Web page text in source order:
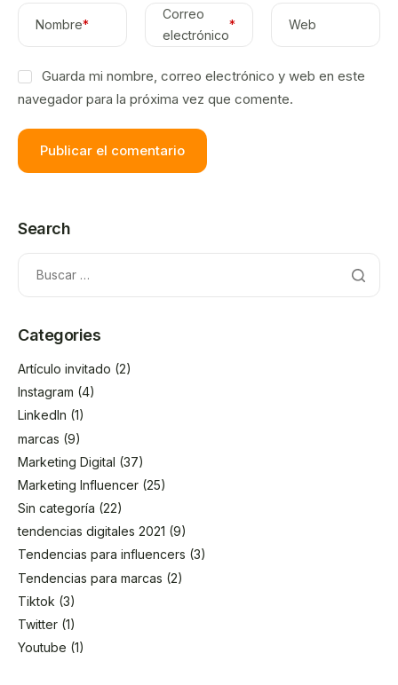
Nombre*
Correo
electrónico
* Web
Guarda mi nombre, correo electrónico y web en este
navegador para la próxima vez que comente.
Search
Categories
Artículo invitado (2)
Instagram (4)
LinkedIn (1)
marcas (9)
Marketing Digital (37)
Marketing Influencer (25)
Sin categoría (22)
tendencias digitales 2021 (9)
Tendencias para influencers (3)
Tendencias para marcas (2)
Tiktok (3)
Twitter (1)
Youtube (1)